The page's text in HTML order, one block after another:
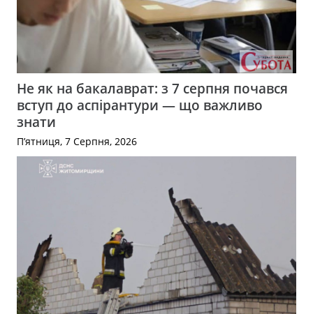
Не як на бакалаврат: з 7 серпня почався
вступ до аспірантури — що важливо
знати
П’ятниця, 7 Серпня, 2026